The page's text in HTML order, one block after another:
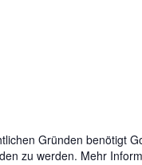
Gründen benötigt
zu werden. Mehr